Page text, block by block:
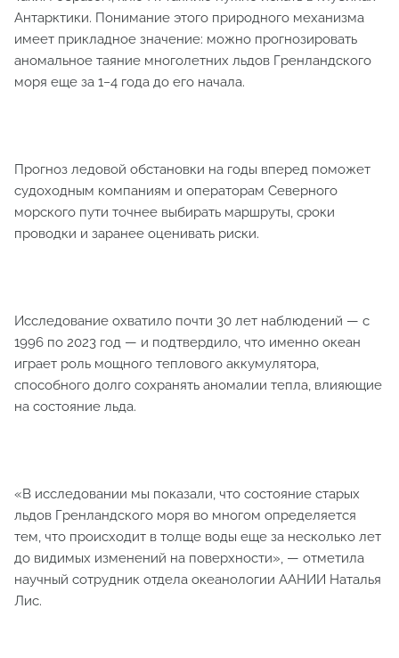
Антарктики. Понимание этого природного механизма
имеет прикладное значение: можно прогнозировать
аномальное таяние многолетних льдов Гренландского
моря еще за 1−4 года до его начала.
Прогноз ледовой обстановки на годы вперед поможет
судоходным компаниям и операторам Северного
морского пути точнее выбирать маршруты, сроки
проводки и заранее оценивать риски.
Исследование охватило почти 30 лет наблюдений — с
1996 по 2023 год — и подтвердило, что именно океан
играет роль мощного теплового аккумулятора,
способного долго сохранять аномалии тепла, влияющие
на состояние льда.
«В исследовании мы показали, что состояние старых
льдов Гренландского моря во многом определяется
тем, что происходит в толще воды еще за несколько лет
до видимых изменений на поверхности», — отметила
научный сотрудник отдела океанологии ААНИИ Наталья
Лис.